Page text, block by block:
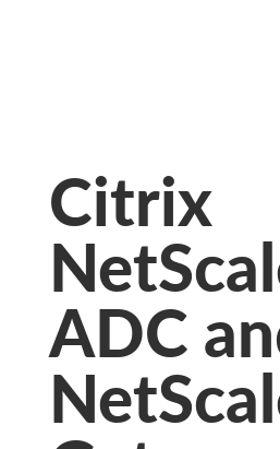
Citrix
ADC